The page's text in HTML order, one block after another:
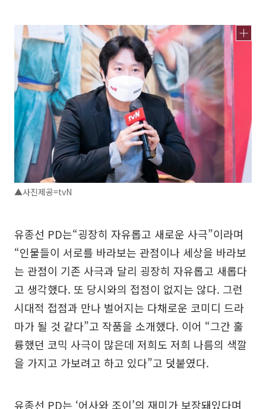
▲사진제공=tvN
유종선 PD는“굉장히 자유롭고 새로운 사극”이라며
“인물들이 서로를 바라보는 관점이나 세상을 바라보
는 관점이 기존 사극과 달리 굉장히 자유롭고 새롭다
고 생각했다. 또 당시와의 접점이 없지는 않다. 그런
시대적 접점과 만나 벌어지는 다채로운 코미디 드라
마가 될 것 같다”고 작품을 소개했다. 이어 “그간 훌
륭했던 코믹 사극이 많은데 저희도 저희 나름의 색깔
을 가지고 가보려고 하고 있다”고 덧붙였다.
유종선 PD는 ‘어사와 조이’의 재미가 보장돼있다며